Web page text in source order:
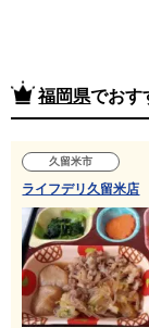
福岡県でおす
久留米市
ライフデリ久留米店